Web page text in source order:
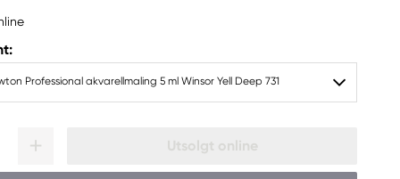
Professional akvarellmaling 5 ml Winsor Yell Deep 731
Utsolgt online